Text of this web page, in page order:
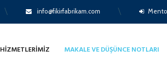
info@fikirfabrikam.com
HIZMETLERIMIZ MAKALE VE DÜŞÜNCE NOTLARI